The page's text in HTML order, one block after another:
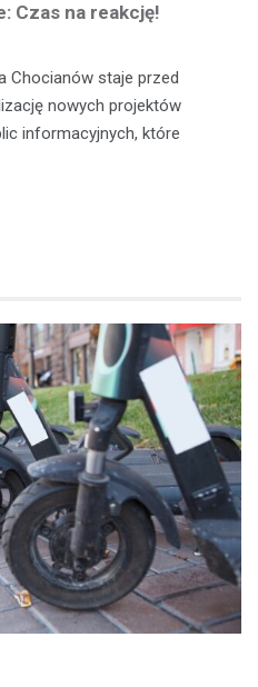
Czas na reakcję!
Chocianów staje przed
nowych projektów
informacyjnych, które